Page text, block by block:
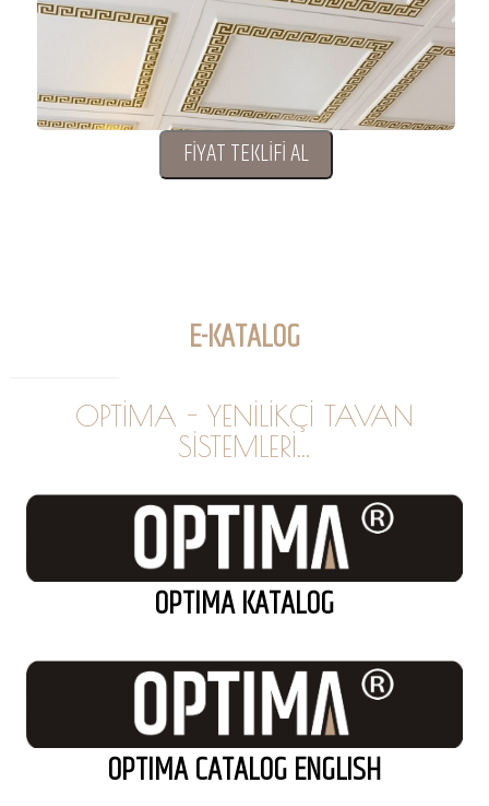
FİYAT TEKLİFİ AL
E-KATALOG
OPTİMA - YENİLİKÇİ TAVAN
SİSTEMLERİ...
OPTIMA KATALOG
OPTIMA CATALOG ENGLISH